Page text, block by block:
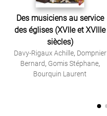
Des musiciens au service
des églises (XVIIe et XVIIIe
siècles)
Davy-Rigaux Achille, Dompnier
Bernard, Gomis Stéphane,
Bourquin Laurent